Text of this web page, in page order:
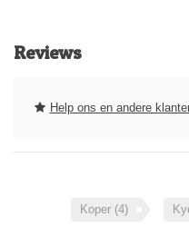
Reviews
Help ons en andere
Koper (4)